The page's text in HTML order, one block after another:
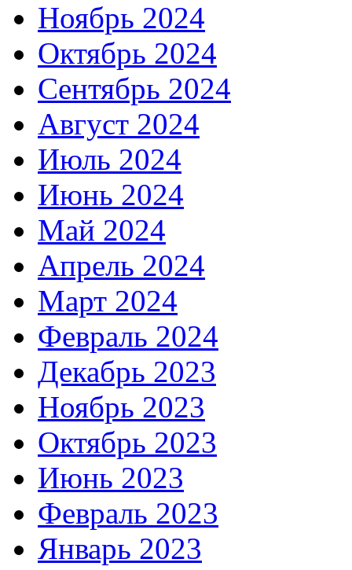
Ноябрь 2024
Октябрь 2024
Сентябрь 2024
Август 2024
Июль 2024
Июнь 2024
Май 2024
Апрель 2024
Март 2024
Февраль 2024
Декабрь 2023
Ноябрь 2023
Октябрь 2023
Июнь 2023
Февраль 2023
Январь 2023